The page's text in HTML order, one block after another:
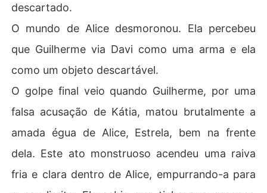
descartado.
O mundo de Alice desmoronou. Ela percebeu
que Guilherme via Davi como uma arma e ela
como um objeto descartável.
O golpe final veio quando Guilherme, por uma
falsa acusação de Kátia, matou brutalmente a
amada égua de Alice, Estrela, bem na frente
dela. Este ato monstruoso acendeu uma raiva
fria e clara dentro de Alice, empurrando-a para